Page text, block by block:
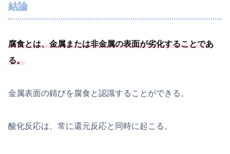
結論
腐食とは、金属または非金属の表面が劣化することであ
る。
金属表面の錆びを腐食と認識することができる。
酸化反応は、常に還元反応と同時に起こる。